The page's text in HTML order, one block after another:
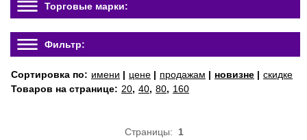
Торговые марки:
Фильтр:
Сортировка по: имени | цене | продажам | новизне | скидке
Товаров на странице: 20, 40, 80, 160
Страницы: 1